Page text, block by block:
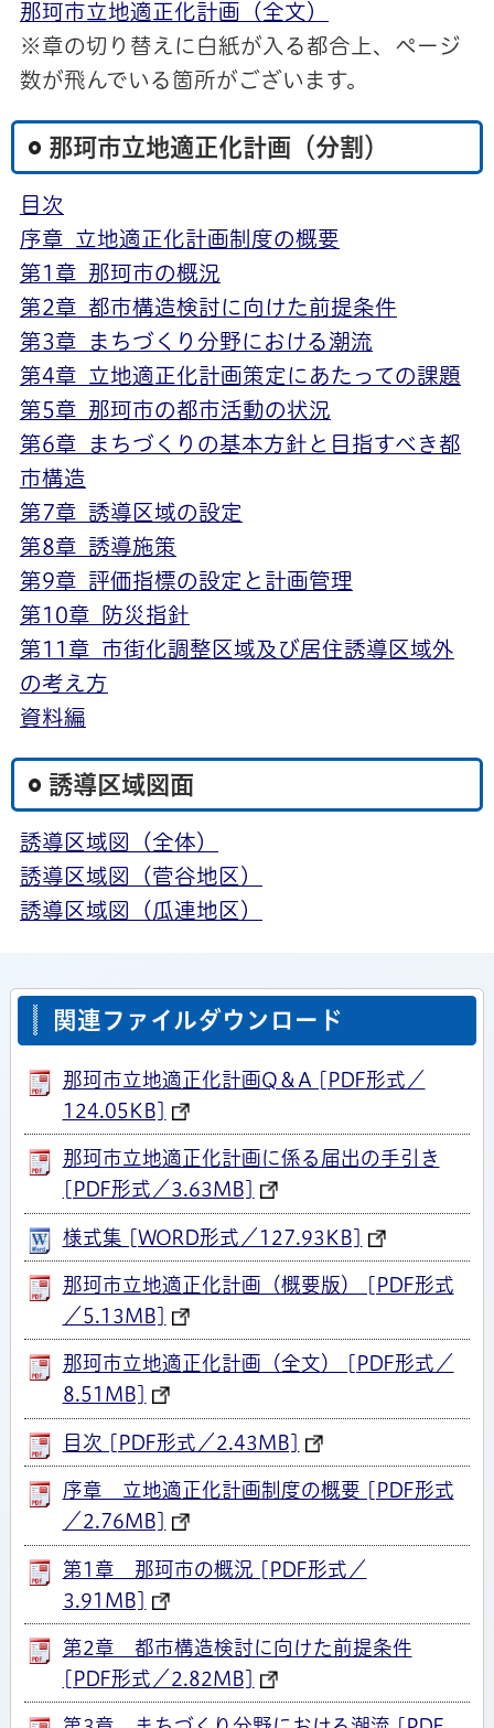
那珂市立地適正化計画（全文）
※章の切り替えに白紙が入る都合上、ページ
数が飛んでいる箇所がございます。
那珂市立地適正化計画（分割）
目次
序章 立地適正化計画制度の概要
第1章 那珂市の概況
第2章 都市構造検討に向けた前提条件
第3章 まちづくり分野における潮流
第4章 立地適正化計画策定にあたっての課題
第5章 那珂市の都市活動の状況
第6章 まちづくりの基本方針と目指すべき都
市構造
第7章 誘導区域の設定
第8章 誘導施策
第9章 評価指標の設定と計画管理
第10章 防災指針
第11章 市街化調整区域及び居住誘導区域外
の考え方
資料編
誘導区域図面
誘導区域図（全体）
誘導区域図（菅谷地区）
誘導区域図（瓜連地区）
関連ファイルダウンロード
那珂市立地適正化計画Q＆A [PDF形式／
124.05KB]
那珂市立地適正化計画に係る届出の手引き
[PDF形式／3.63MB]
様式集 [WORD形式／127.93KB]
那珂市立地適正化計画（概要版） [PDF形式
／5.13MB]
那珂市立地適正化計画（全文） [PDF形式／
8.51MB]
目次 [PDF形式／2.43MB]
序章 立地適正化計画制度の概要 [PDF形式
／2.76MB]
第1章 那珂市の概況 [PDF形式／
3.91MB]
第2章 都市構造検討に向けた前提条件
[PDF形式／2.82MB]